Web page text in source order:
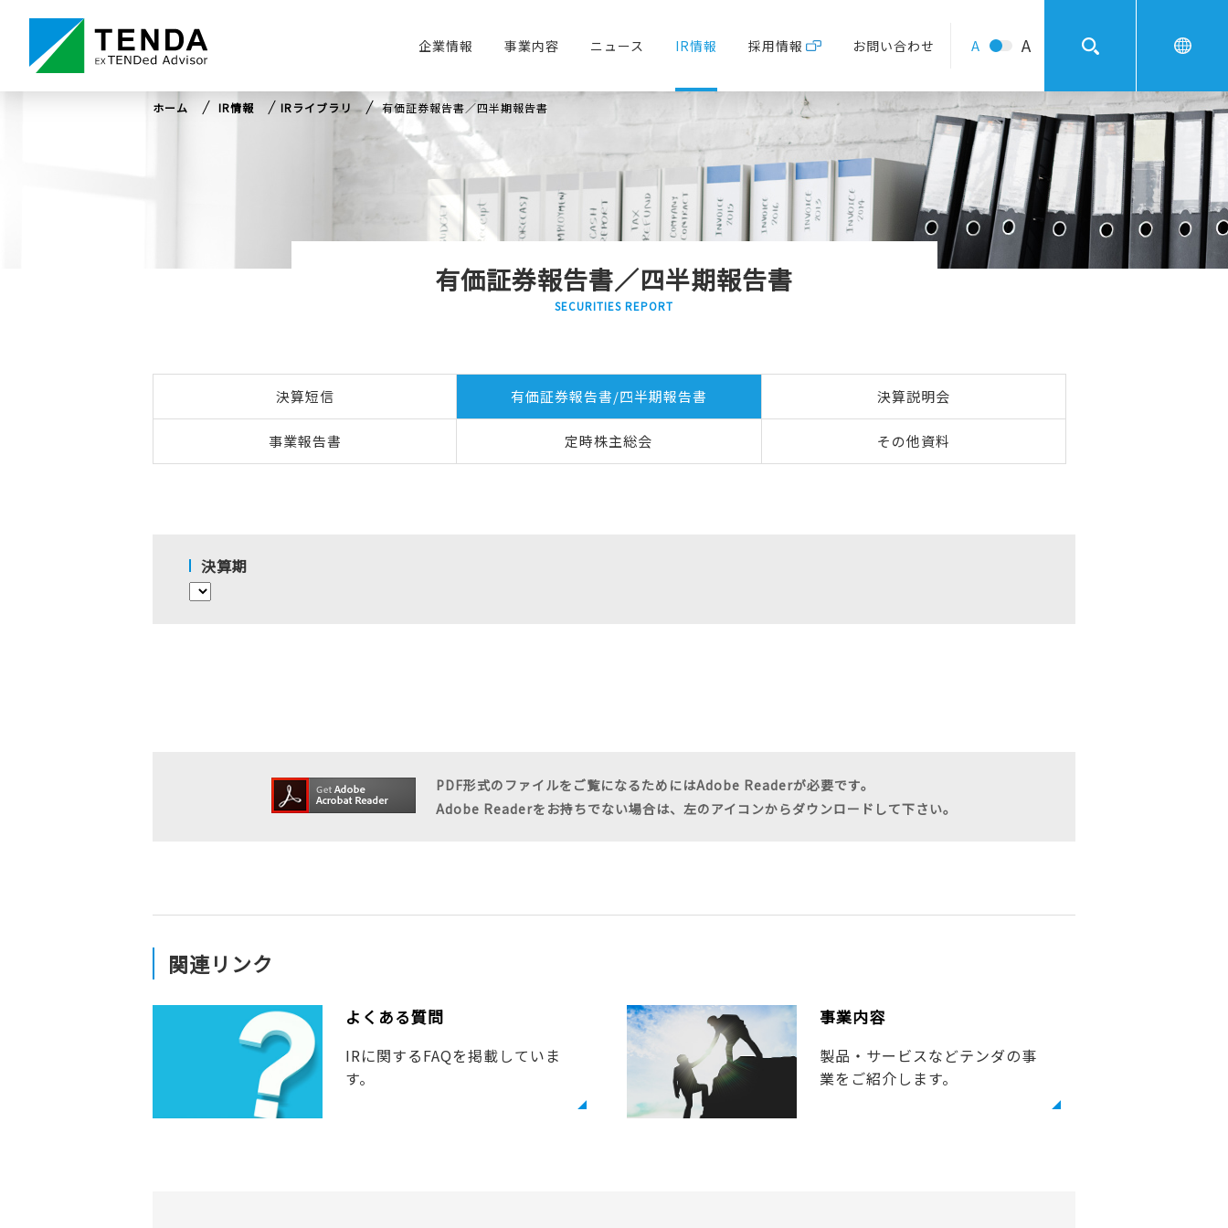
企業情報 事業内容 ニュース IR情報 採用情報 お問い合わせ A A
ホーム IR情報 IRライブラリ 有価証券報告書／四半期報告書
有価証券報告書／四半期報告書
SECURITIES REPORT
決算短信 有価証券報告書/四半期報告書 決算説明会
事業報告書 定時株主総会 その他資料
決算期
PDF形式のファイルをご覧になるためにはAdobe Readerが必要です。
Adobe Readerをお持ちでない場合は、左のアイコンからダウンロードして下さい。
関連リンク
よくある質問
IRに関するFAQを掲載していま
す。
事業内容
製品・サービスなどテンダの事
業をご紹介します。